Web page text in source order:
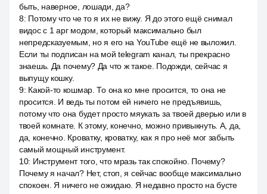
быть, наверное, лошади, да?
8: Потому что че то я их не вижу. Я до этого ещё снимал
видос с 1 арг модом, который максимально был
непредсказуемым, но я его на YouTube ещё не выложил.
Если ты подписан на мой telegram канал, ты прекрасно
знаешь. Да почему? Да что ж такое. Подожди, сейчас я
выпущу кошку.
9: Какой-то кошмар. То она ко мне просится, то она не
просится. И ведь ты потом ей ничего не предъявишь,
потому что она будет просто мяукать за твоей дверью или в
твоей комнате. К этому, конечно, можно привыкнуть. А, да,
да, конечно. Кроватку, кроватку, как я про неё мог забыть
самый мощный инструмент.
10: Инструмент того, что мразь так спокойно. Почему?
Почему я начал? Нет, стоп, я сейчас вообще максимально
спокоен. Я ничего не ожидаю. Я недавно просто на бусте